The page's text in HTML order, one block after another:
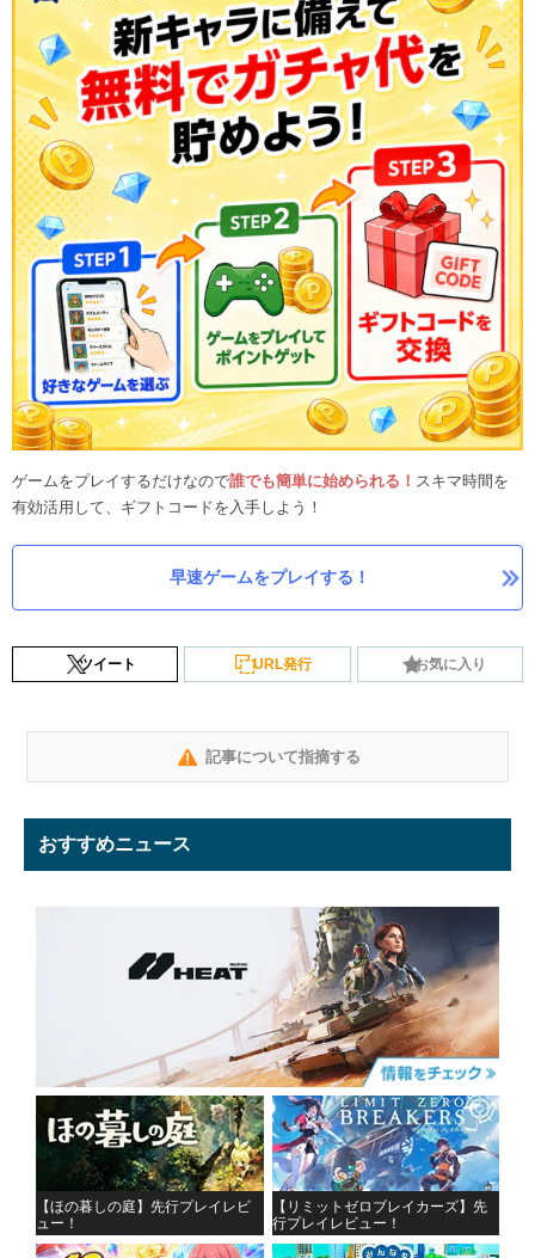
ゲームをプレイするだけなので誰でも簡単に始められる！ スキマ時間を
有効活用して、ギフトコードを入手しよう！
早速ゲームをプレイする！
ツイート URL発行 お気に入り
記事について指摘する
おすすめニュース
【ほの暮しの庭】先行プレイレビ
ュー！
【リミットゼロブレイカーズ】先
行プレイレビュー！